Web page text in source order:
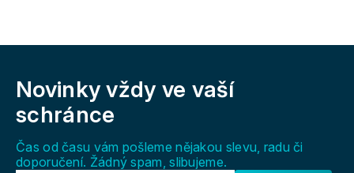
Novinky vždy ve vaší
schránce
Čas od času vám pošleme nějakou slevu, radu či
doporučení. Žádný spam, slibujeme.